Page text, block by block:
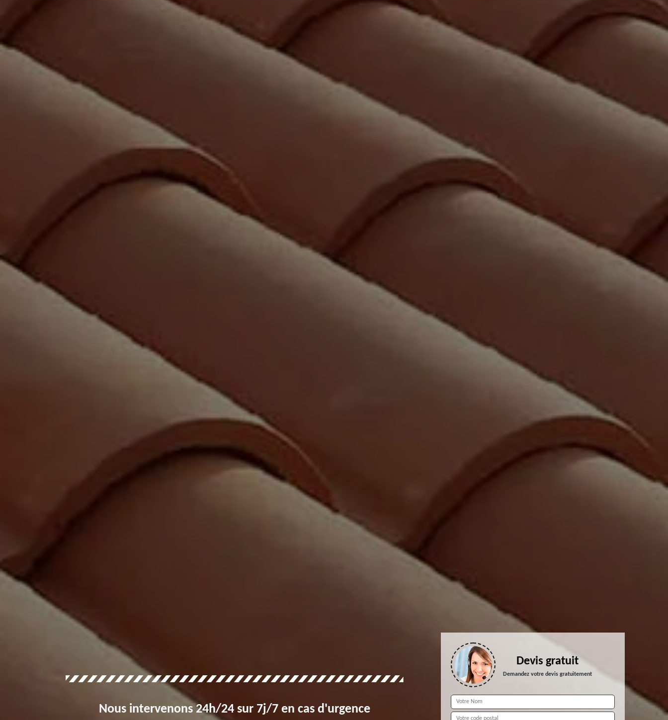
Nous intervenons 24h/24 sur 7j/7 en cas d'urgence
Devis gratuit
Demandez votre devis gratuitement